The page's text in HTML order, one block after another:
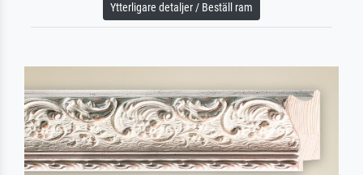
Ytterligare detaljer / Beställ ram